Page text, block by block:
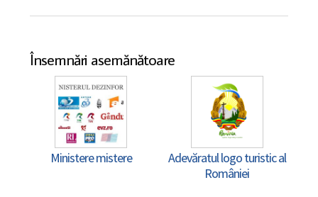
Însemnări asemănătoare
Ministere mistere
Adevăratul logo turistic al
României